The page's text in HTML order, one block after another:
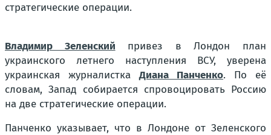
стратегические операции.
Владимир Зеленский привез в Лондон план
украинского летнего наступления ВСУ, уверена
украинская журналисткаДиана Панченко. По её
словам, Запад собирается спровоцировать Россию
на две стратегические операции.
Панченко указывает, что в Лондоне от Зеленского